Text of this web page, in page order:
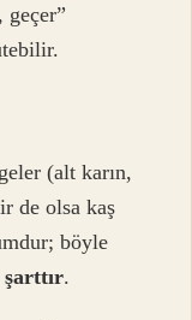
geçer”
(alt karın,
de olsa kaş
böyle
.